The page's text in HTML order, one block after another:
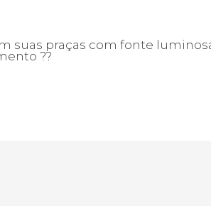
suas praças com fonte
??